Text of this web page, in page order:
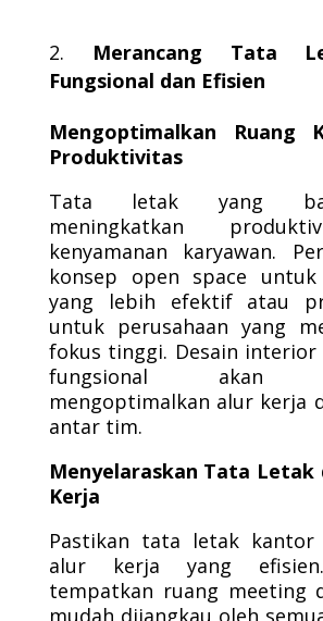
Merancang Tata
Fungsional dan Efisien
Mengoptimalkan Ruang
Produktivitas
Tata letak yang
meningkatkan
kenyamanan karyawan.
konsep open space untuk
yang lebih efektif atau
untuk perusahaan yang
fokus tinggi. Desain interior
fungsional akan
mengoptimalkan alur kerja
antar tim.
Menyelaraskan Tata Letak
Kerja
Pastikan tata letak kantor
alur kerja yang
tempatkan ruang meeting
mudah dijangkau oleh